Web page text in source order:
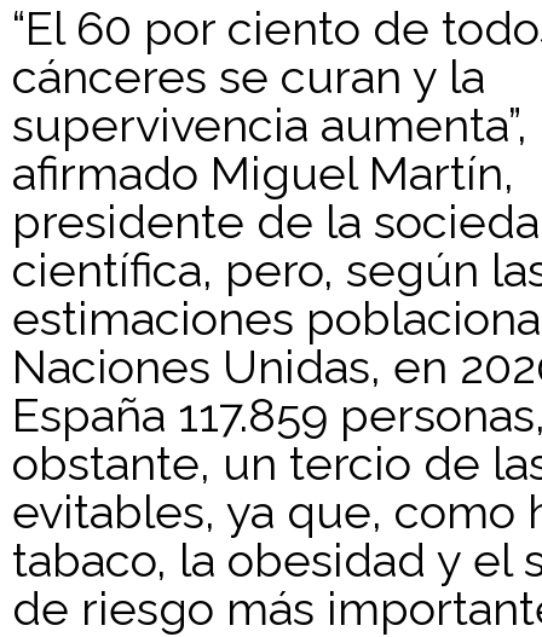
“El 60 por ciento de
cánceres se curan y la
supervivencia aumenta”,
afirmado Miguel Martín,
presidente de la
científica, pero, según
estimaciones
Naciones Unidas, en
España 117.859
obstante, un tercio de
evitables, ya que, como
tabaco, la obesidad y el
de riesgo más